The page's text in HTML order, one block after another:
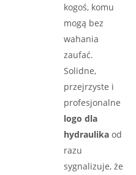
kogoś, komu
mogą bez
wahania
zaufać.
Solidne,
przejrzyste i
profesjonalne
logo dla
hydraulika od
razu
sygnalizuje, że